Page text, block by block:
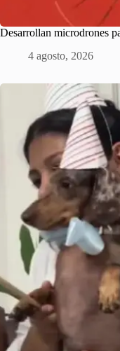
Desarrollan microdrones
4 agosto, 2026